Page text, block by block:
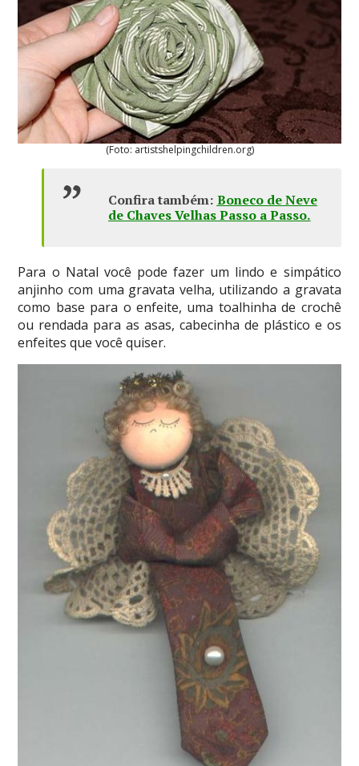
(Foto: artistshelpingchildren.org)
Confira também: Boneco de Neve
de Chaves Velhas Passo a Passo.
Para o Natal você pode fazer um lindo e simpático
anjinho com uma gravata velha, utilizando a gravata
como base para o enfeite, uma toalhinha de crochê
ou rendada para as asas, cabecinha de plástico e os
enfeites que você quiser.